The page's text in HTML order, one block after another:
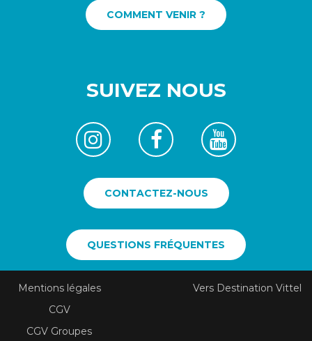
COMMENT VENIR ?
SUIVEZ NOUS
CONTACTEZ-NOUS
QUESTIONS FRÉQUENTES
Mentions légales
CGV
CGV Groupes
Vers Destination Vittel